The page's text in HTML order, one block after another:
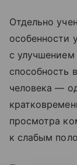
Отдельно
особенности
с улучшением
способность
человека —
просмотра
к слабым